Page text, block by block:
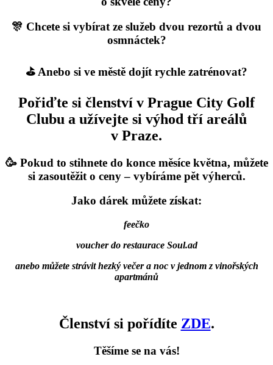
🎊 Chcete si vybírat ze služeb dvou rezortů a dvou
osmnáctek?
⛳ Anebo si ve městě dojít rychle zatrénovat?
Pořiďte si členství v Prague City Golf
Clubu a užívejte si výhod tří areálů
v Praze.
🥳 Pokud to stihnete do konce měsíce května, můžete
si zasoutěžit o ceny – vybíráme pět výherců.
Jako dárek můžete získat:
feečko
voucher do restaurace Soul.ad
anebo můžete strávit hezký večer a noc v jednom z vinořských
apartmánů
Členství si pořídíte ZDE.
Těšíme se na vás!